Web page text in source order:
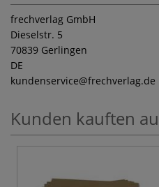
frechverlag GmbH
Dieselstr. 5
70839 Gerlingen
DE
kundenservice@frechverlag.de
Kunden kauften